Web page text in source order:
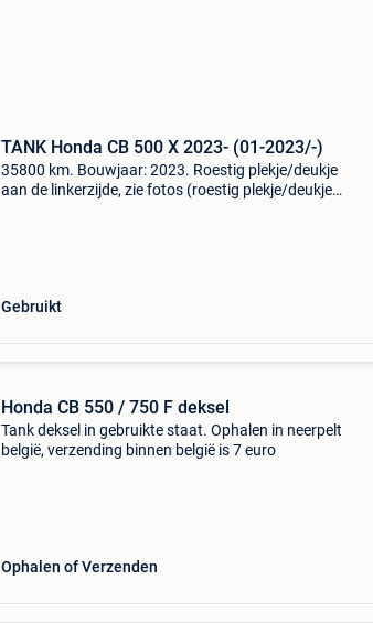
TANK Honda CB 500 X 2023- (01-2023/-)
35800 km. Bouwjaar: 2023. Roestig plekje/deukje
aan de linkerzijde, zie fotos (roestig plekje/deukje
Gebruikt
Honda CB 550 / 750 F deksel
Tank deksel in gebruikte staat. Ophalen in neerpelt
belgië, verzending binnen belgië is 7 euro
Ophalen of Verzenden